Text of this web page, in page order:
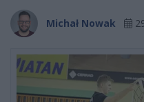
Michał Nowak